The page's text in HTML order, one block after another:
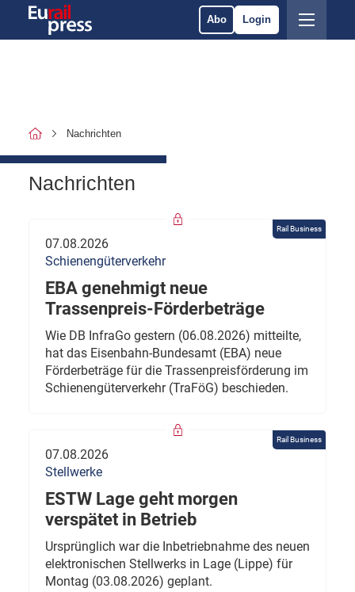
Abo Login
Nachrichten
Nachrichten
Rail Business
07.08.2026
Schienengüterverkehr
EBA genehmigt neue
Trassenpreis-Förderbeträge
Wie DB InfraGo gestern (06.08.2026) mitteilte,
hat das Eisenbahn-Bundesamt (EBA) neue
Förderbeträge für die Trassenpreisförderung im
Schienengüterverkehr (TraFöG) beschieden.
Rail Business
07.08.2026
Stellwerke
ESTW Lage geht morgen
verspätet in Betrieb
Ursprünglich war die Inbetriebnahme des neuen
elektronischen Stellwerks in Lage (Lippe) für
Montag (03.08.2026) geplant.